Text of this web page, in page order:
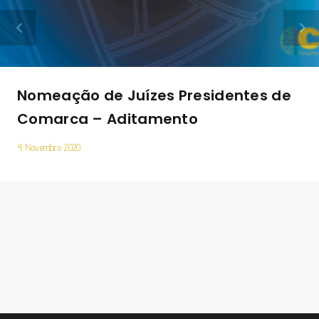
Nomeação de Juízes Presidentes de
Comarca – Aditamento
4 Novembro 2020